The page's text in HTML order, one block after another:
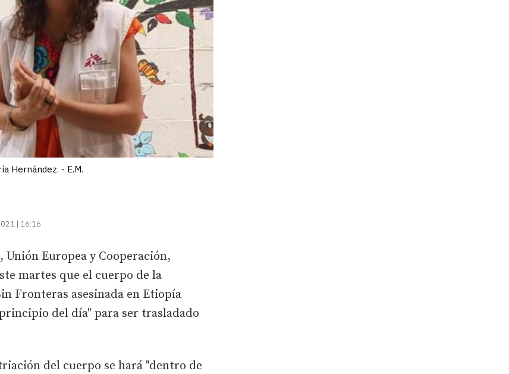
Hernández. - E.M.
| 16:16
Europea y Cooperación,
martes que el cuerpo de la
Fronteras asesinada en Etiopía
del día" para ser trasladado
del cuerpo se hará "dentro de